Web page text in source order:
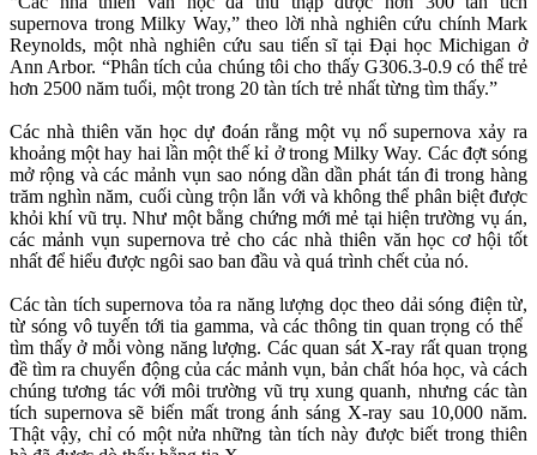
supernova trong Milky Way,” theo lời nhà nghiên cứu chính Mark
Reynolds, một nhà nghiên cứu sau tiến sĩ tại Đại học Michigan ở
Ann Arbor. “Phân tích của chúng tôi cho thấy G306.3-0.9 có thể trẻ
hơn 2500 năm tuổi, một trong 20 tàn tích trẻ nhất từng tìm thấy.”
Các nhà thiên văn học dự đoán rằng một vụ nổ supernova xảy ra
khoảng một hay hai lần một thế kỉ ở trong Milky Way. Các đợt sóng
mở rộng và các mảnh vụn sao nóng dần dần phát tán đi trong hàng
trăm nghìn năm, cuối cùng trộn lẫn với và không thể phân biệt được
khỏi khí vũ trụ. Như một bằng chứng mới mẻ tại hiện trường vụ án,
các mảnh vụn supernova trẻ cho các nhà thiên văn học cơ hội tốt
nhất để hiểu được ngôi sao ban đầu và quá trình chết của nó.
Các tàn tích supernova tỏa ra năng lượng dọc theo dải sóng điện từ,
từ sóng vô tuyến tới tia gamma, và các thông tin quan trọng có thể
tìm thấy ở mỗi vòng năng lượng. Các quan sát X-ray rất quan trọng
đề tìm ra chuyển động của các mảnh vụn, bản chất hóa học, và cách
chúng tương tác với môi trường vũ trụ xung quanh, nhưng các tàn
tích supernova sẽ biến mất trong ánh sáng X-ray sau 10,000 năm.
Thật vậy, chỉ có một nửa những tàn tích này được biết trong thiên